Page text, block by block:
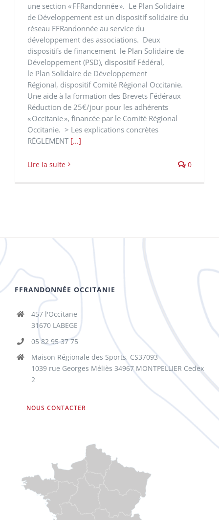
une section « FFRandonnée ». Le Plan Solidaire
de Développement est un dispositif solidaire du
réseau FFRandonnée au service du
développement des associations. Deux
dispositifs de financement le Plan Solidaire de
Développement (PSD), dispositif Fédéral,
le Plan Solidaire de Développement
Régional, dispositif Comité Régional Occitanie.
Une aide à la formation des Brevets Fédéraux
Réduction de 25€/jour pour les adhérents
« Occitanie », financée par le Comité Régional
Occitanie. > Les explications concrètes
RÈGLEMENT [...]
Lire la suite 0
FFRANDONNÉE OCCITANIE
457 l'Occitane
31670 LABEGE
05 82 95 37 75
Maison Régionale des Sports, CS37093
1039 rue Georges Méliès 34967 MONTPELLIER Cedex
2
NOUS CONTACTER